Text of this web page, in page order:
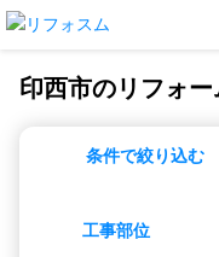
印西市のリフォ
条件で絞り込む
工事部位